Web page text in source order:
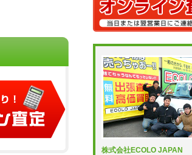
株式会社ECOLO JAPAN